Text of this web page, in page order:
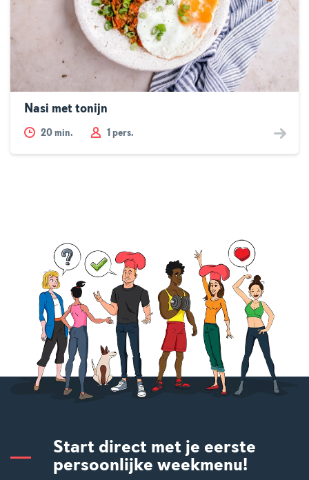
Nasi met tonijn
20 min. 1 pers.
Start direct met je eerste
persoonlijke weekmenu!